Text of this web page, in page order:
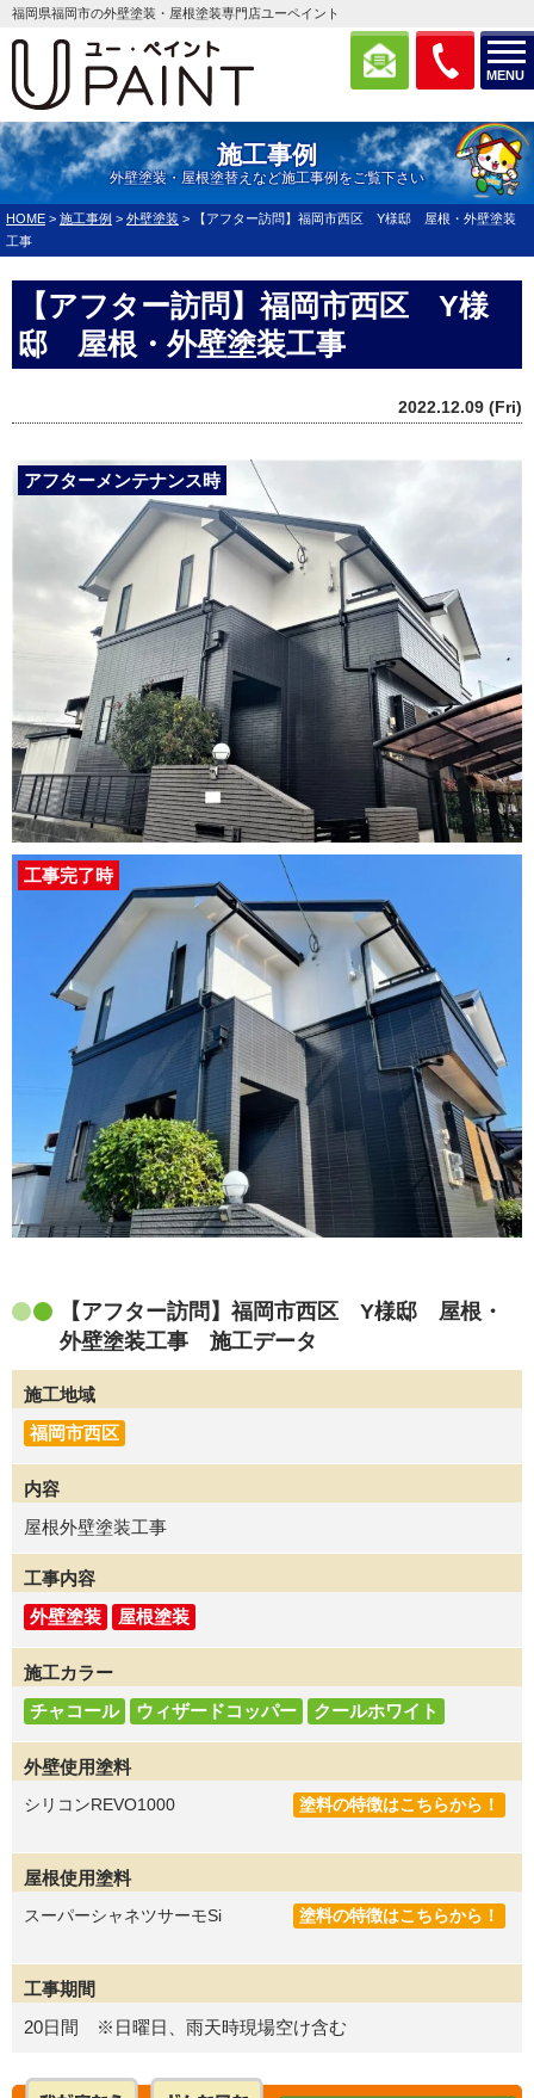
MENU
福岡県福岡市の外壁塗装・屋根塗装専門店ユーペイント
施工事例
外壁塗装・屋根塗替えなど施工事例をご覧下さい
HOME > 施工事例 > 外壁塗装 >
【アフター訪問】福岡市西区 Y様邸 屋根・外壁塗装
工事
【アフター訪問】福岡市西区 Y様
邸 屋根・外壁塗装工事
2022.12.09 (Fri)
アフターメンテナンス時
工事完了時
【アフター訪問】福岡市西区 Y様邸 屋根・
外壁塗装工事 施工データ
施工地域
福岡市西区
内容
屋根外壁塗装工事
工事内容
外壁塗装
屋根塗装
施工カラー
チャコール
ウィザードコッパー クールホワイト
外壁使用塗料
シリコンREVO1000 塗料の特徴はこちらから！
屋根使用塗料
スーパーシャネツサーモSi 塗料の特徴はこちらから！
工事期間
20日間 ※日曜日、雨天時現場空け含む